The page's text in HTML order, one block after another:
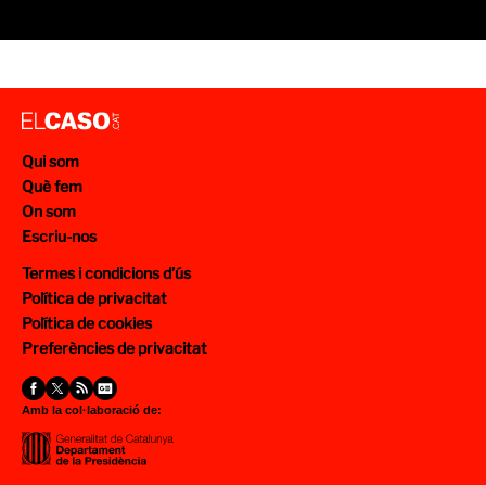
Qui som
Què fem
On som
Escriu-nos
Termes i condicions d’ús
Política de privacitat
Política de cookies
Preferències de privacitat
Amb la col·laboració de: